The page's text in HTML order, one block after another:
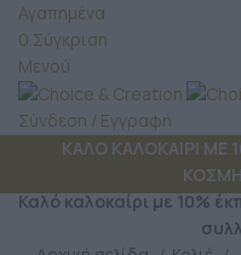
Αγαπημένα
0 Σύγκριση
Μενού
Σύνδεση / Εγγραφή
ΚΑΛΟ ΚΑΛΟΚΑΙΡΙ ΜΕ
Καλό καλοκαίρι με 10%